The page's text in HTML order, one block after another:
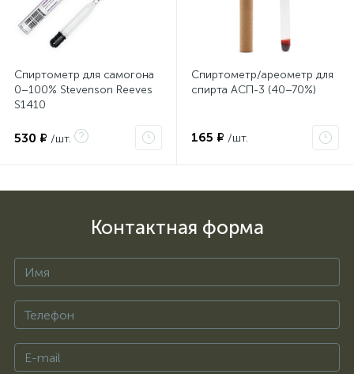
Спиртометр для самогона
0–100% Stevenson Reeves
S1410
530 ₽ /шт.
Спиртометр/ареометр для
спирта АСП-3 (40–70%)
165 ₽ /шт.
Контактная форма